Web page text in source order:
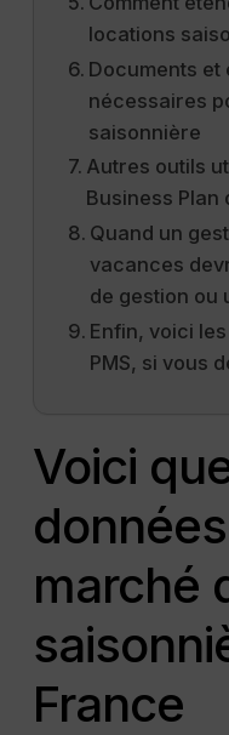
locations
Documents
nécessaires
saisonnière
Autres outils
Business
Quand un
vacances
de gestion ou
Enfin, voici
PMS, si vous
Voici
marché
France